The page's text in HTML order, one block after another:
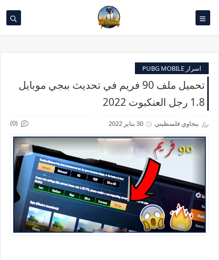
اسرار PUBG MOBILE
تحميل ملف 90 فريم في تحديث ببجي موبايل
1.8 رجل العنكبوت 2022
ببجاوي فلسطيني 30 يناير 2022 (0)